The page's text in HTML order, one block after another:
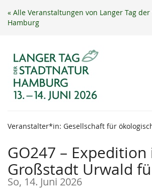
Zum
Haupt-
« Alle Veranstaltungen von Langer Tag
Hamburg
Veranstalter*in: Gesellschaft für
GO247 – Expedition
Großstadt Urwald
So, 14. Juni 2026